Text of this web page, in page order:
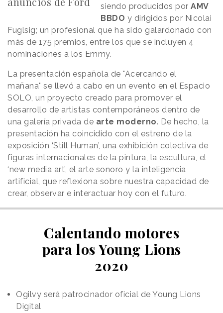
siendo producidos porAMV
BBDO y dirigidos por Nicolai
Fuglsig; un profesional que ha sido galardonado con
más de 175 premios, entre los que se incluyen 4
nominaciones a los Emmy.
La presentación española de "Acercando el
mañana" se llevó a cabo en un evento en el Espacio
SOLO, un proyecto creado para promover el
desarrollo de artistas contemporáneos dentro de
una galería privada de arte moderno. De hecho, la
presentación ha coincidido con el estreno de la
exposición ‘Still Human’, una exhibición colectiva de
figuras internacionales de la pintura, la escultura, el
‘new media art’, el arte sonoro y la inteligencia
artificial, que reflexiona sobre nuestra capacidad de
crear, observar e interactuar hoy con el futuro.
Calentando motores
para los Young Lions
2020
Ogilvy será patrocinador oficial de Young Lions
Digital